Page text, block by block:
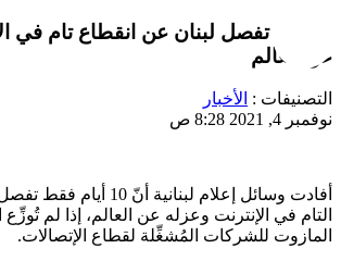
10 أيام تفصل لبنان عن انقطاع تام في
عن العالم
التصنيفات : الأخبار
نوفمبر 4, 2021 8:28 ص
أفادت وسائل إعلام لبنانية
التام في الإنترنت وعزله عن العالم، إذا لم
المازوت للشركات المُشغِّلة لقطاع الإتصالات.